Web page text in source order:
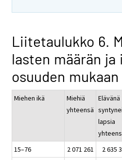
Liitetaulukko 6.
lasten määrän ja
osuuden mukaan
Miehen ikä
Miehiä
yhteensä
Elävänä
lapsia
15–76
2 071 261 2 635